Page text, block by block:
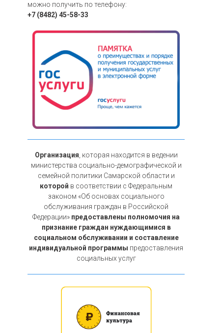
можно получить по телефону:
+7 (8482) 45-58-33
Организация , которая находится в ведении
министерства социально-демографической и
семейной политики Самарской области и
которой в соответствии с Федеральным
законом «Об основах социального
обслуживания граждан в Российской
Федерации» предоставлены полномочия на
признание граждан нуждающимися в
социальном обслуживании и составление
индивидуальной программы предоставления
социальных услуг